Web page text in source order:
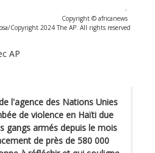
-
Copyright © africanews
Copyright 2024 The AP. All rights reserved
AP
l'agence des Nations Unies
de violence en Haïti due
gangs armés depuis le mois
de près de 580 000